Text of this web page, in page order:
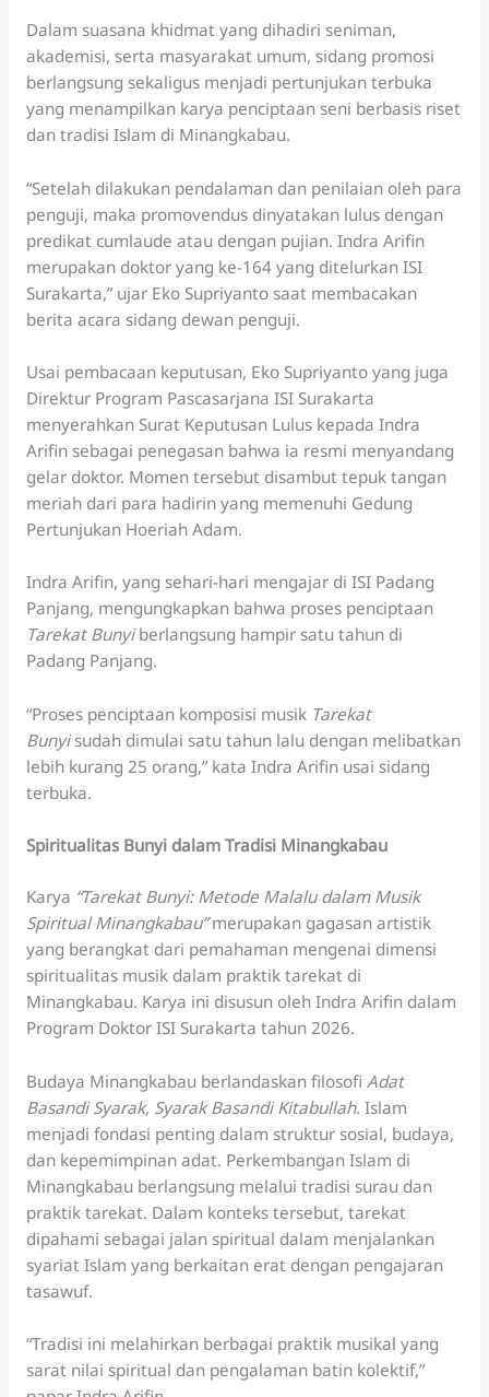
Dalam suasana khidmat yang dihadiri seniman,
akademisi, serta masyarakat umum, sidang promosi
berlangsung sekaligus menjadi pertunjukan terbuka
yang menampilkan karya penciptaan seni berbasis riset
dan tradisi Islam di Minangkabau.
“Setelah dilakukan pendalaman dan penilaian oleh para
penguji, maka promovendus dinyatakan lulus dengan
predikat cumlaude atau dengan pujian. Indra Arifin
merupakan doktor yang ke-164 yang ditelurkan ISI
Surakarta,” ujar Eko Supriyanto saat membacakan
berita acara sidang dewan penguji.
Usai pembacaan keputusan, Eko Supriyanto yang juga
Direktur Program Pascasarjana ISI Surakarta
menyerahkan Surat Keputusan Lulus kepada Indra
Arifin sebagai penegasan bahwa ia resmi menyandang
gelar doktor. Momen tersebut disambut tepuk tangan
meriah dari para hadirin yang memenuhi Gedung
Pertunjukan Hoeriah Adam.
Indra Arifin, yang sehari-hari mengajar di ISI Padang
Panjang, mengungkapkan bahwa proses penciptaan
Tarekat Bunyiberlangsung hampir satu tahun di
Padang Panjang.
“Proses penciptaan komposisi musik Tarekat
Bunyisudah dimulai satu tahun lalu dengan melibatkan
lebih kurang 25 orang,” kata Indra Arifin usai sidang
terbuka.
Spiritualitas Bunyi dalam Tradisi Minangkabau
Karya “Tarekat Bunyi: Metode Malalu dalam Musik
Spiritual Minangkabau”merupakan gagasan artistik
yang berangkat dari pemahaman mengenai dimensi
spiritualitas musik dalam praktik tarekat di
Minangkabau. Karya ini disusun oleh Indra Arifin dalam
Program Doktor ISI Surakarta tahun 2026.
Budaya Minangkabau berlandaskan filosofi Adat
Basandi Syarak, Syarak Basandi Kitabullah. Islam
menjadi fondasi penting dalam struktur sosial, budaya,
dan kepemimpinan adat. Perkembangan Islam di
Minangkabau berlangsung melalui tradisi surau dan
praktik tarekat. Dalam konteks tersebut, tarekat
dipahami sebagai jalan spiritual dalam menjalankan
syariat Islam yang berkaitan erat dengan pengajaran
tasawuf.
“Tradisi ini melahirkan berbagai praktik musikal yang
sarat nilai spiritual dan pengalaman batin kolektif,”